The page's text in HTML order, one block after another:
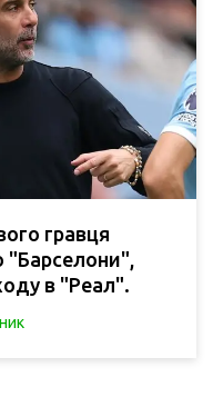
гравця
"Барселони",
в "Реал".